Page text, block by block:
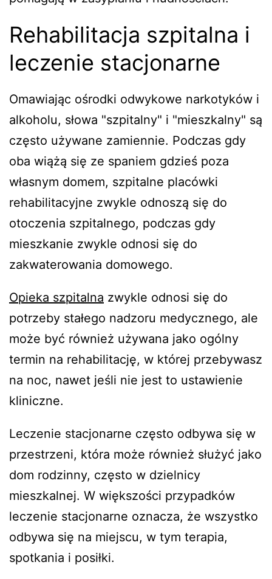
Rehabilitacja szpitalna i
leczenie stacjonarne
Omawiając ośrodki odwykowe narkotyków i
alkoholu, słowa "szpitalny" i "mieszkalny" są
często używane zamiennie. Podczas gdy
oba wiążą się ze spaniem gdzieś poza
własnym domem, szpitalne placówki
rehabilitacyjne zwykle odnoszą się do
otoczenia szpitalnego, podczas gdy
mieszkanie zwykle odnosi się do
zakwaterowania domowego.
Opieka szpitalna zwykle odnosi się do
potrzeby stałego nadzoru medycznego, ale
może być również używana jako ogólny
termin na rehabilitację, w której przebywasz
na noc, nawet jeśli nie jest to ustawienie
kliniczne.
Leczenie stacjonarne często odbywa się w
przestrzeni, która może również służyć jako
dom rodzinny, często w dzielnicy
mieszkalnej. W większości przypadków
leczenie stacjonarne oznacza, że wszystko
odbywa się na miejscu, w tym terapia,
spotkania i posiłki.